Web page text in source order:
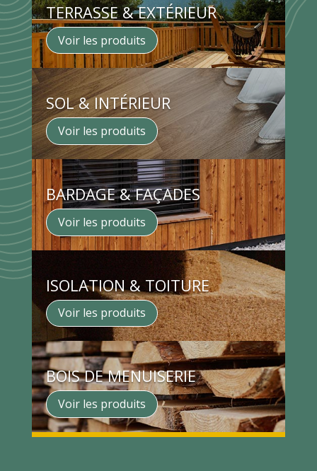
TERRASSE & EXTÉRIEUR
Voir les produits
SOL & INTÉRIEUR
Voir les produits
BARDAGE & FAÇADES
Voir les produits
ISOLATION & TOITURE
Voir les produits
BOIS DE MENUISERIE
Voir les produits